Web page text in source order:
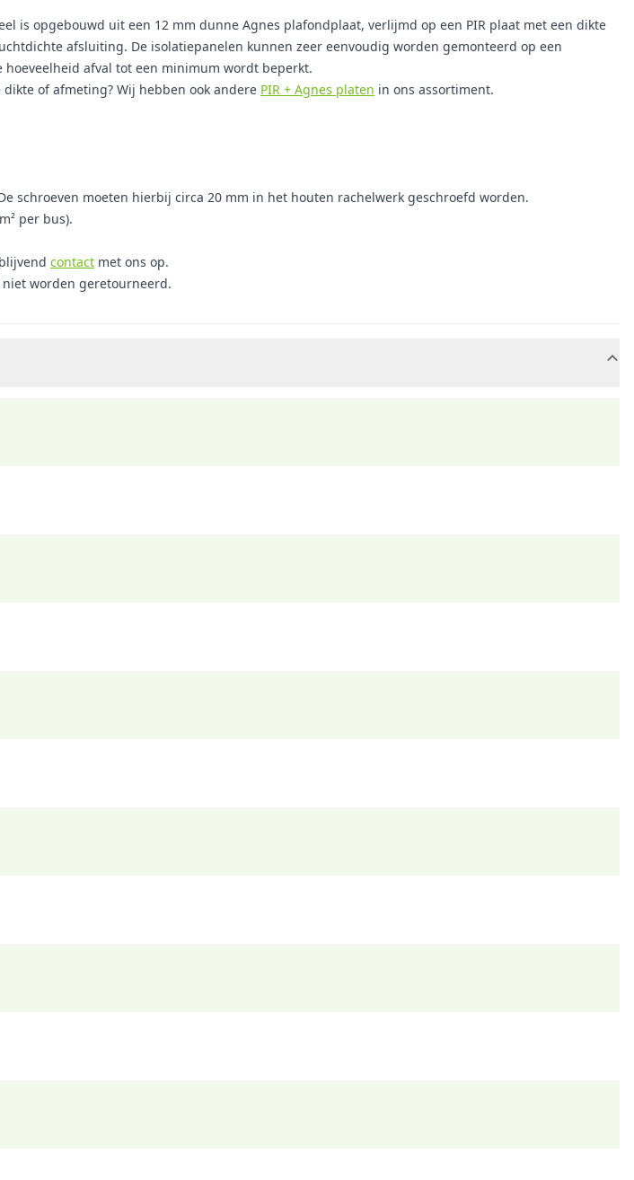
is opgebouwd uit een 12 mm dunne Agnes plafondplaat, verlijmd op een PIR plaat met een dikte
afsluiting. De isolatiepanelen kunnen zeer eenvoudig worden gemonteerd op een
afval tot een minimum wordt beperkt.
of afmeting? Wij hebben ook andere PIR + Agnes platen in ons assortiment.
schroeven moeten hierbij circa 20 mm in het houten rachelwerk geschroefd worden.
per bus).
contact met ons op.
worden geretourneerd.